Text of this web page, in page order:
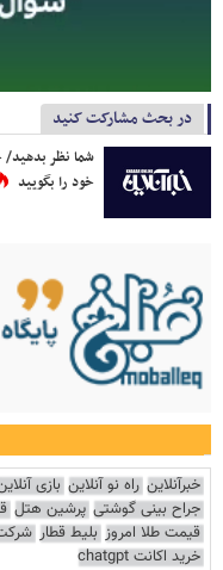
در بحث مشارکت کنید
شما نظر بدهید/
خود را بگویید
خبرآنلاین راه نو آنلاین بازی
جراح بینی گوشتی پرشین هتل
قیمت طلا امروز بلیط قطار
خرید اکانت chatgpt